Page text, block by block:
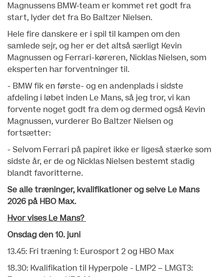
Magnussens BMW-team er kommet ret godt fra
start, lyder det fra Bo Baltzer Nielsen.
Hele fire danskere er i spil til kampen om den
samlede sejr, og her er det altså særligt Kevin
Magnussen og Ferrari-køreren, Nicklas Nielsen, som
eksperten har forventninger til.
- BMW fik en første- og en andenplads i sidste
afdeling i løbet inden Le Mans, så jeg tror, vi kan
forvente noget godt fra dem og dermed også Kevin
Magnussen, vurderer Bo Baltzer Nielsen og
fortsætter:
- Selvom Ferrari på papiret ikke er ligeså stærke som
sidste år, er de og Nicklas Nielsen bestemt stadig
blandt favoritterne.
Se alle træninger, kvalifikationer og selve Le Mans
2026 på HBO Max.
Hvor vises Le Mans?
Onsdag den 10. juni
13.45: Fri træning 1: Eurosport 2 og HBO Max
18.30: Kvalifikation til Hyperpole - LMP2 – LMGT3: